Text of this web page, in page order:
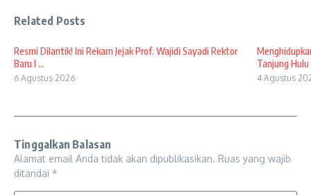
Related Posts
Resmi Dilantik! Ini Rekam Jejak Prof. Wajidi Sayadi Rektor
Baru I ...
6 Agustus 2026
Tanjung Hulu
4 Agustus
Tinggalkan Balasan
Alamat email Anda tidak akan dipublikasikan. Ruas yang wajib
ditandai *